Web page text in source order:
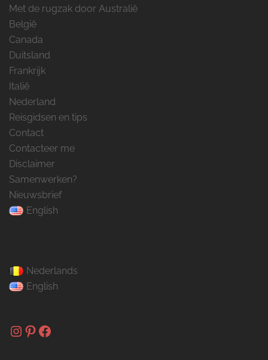
Met de rugzak door Australië
België
Canada
Duitsland
Frankrijk
Italië
Nederland
Reisgidsen en tips
Contact
Contacteer me
Disclaimer
Samenwerken?
Nieuwsbrief
English
Nederlands
English
Instagram
Pinterest
Facebook